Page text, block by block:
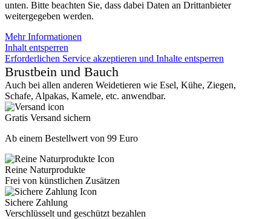
unten. Bitte beachten Sie, dass dabei Daten an Drittanbieter
weitergegeben werden.
Mehr Informationen
Inhalt entsperren
Erforderlichen Service akzeptieren und Inhalte entsperren
Brustbein und Bauch
Auch bei allen anderen Weidetieren wie Esel, Kühe, Ziegen,
Schafe, Alpakas, Kamele, etc. anwendbar.
Gratis Versand sichern
Ab einem Bestellwert von 99 Euro
Reine Naturprodukte
Frei von künstlichen Zusätzen
Sichere Zahlung
Verschlüsselt und geschützt bezahlen